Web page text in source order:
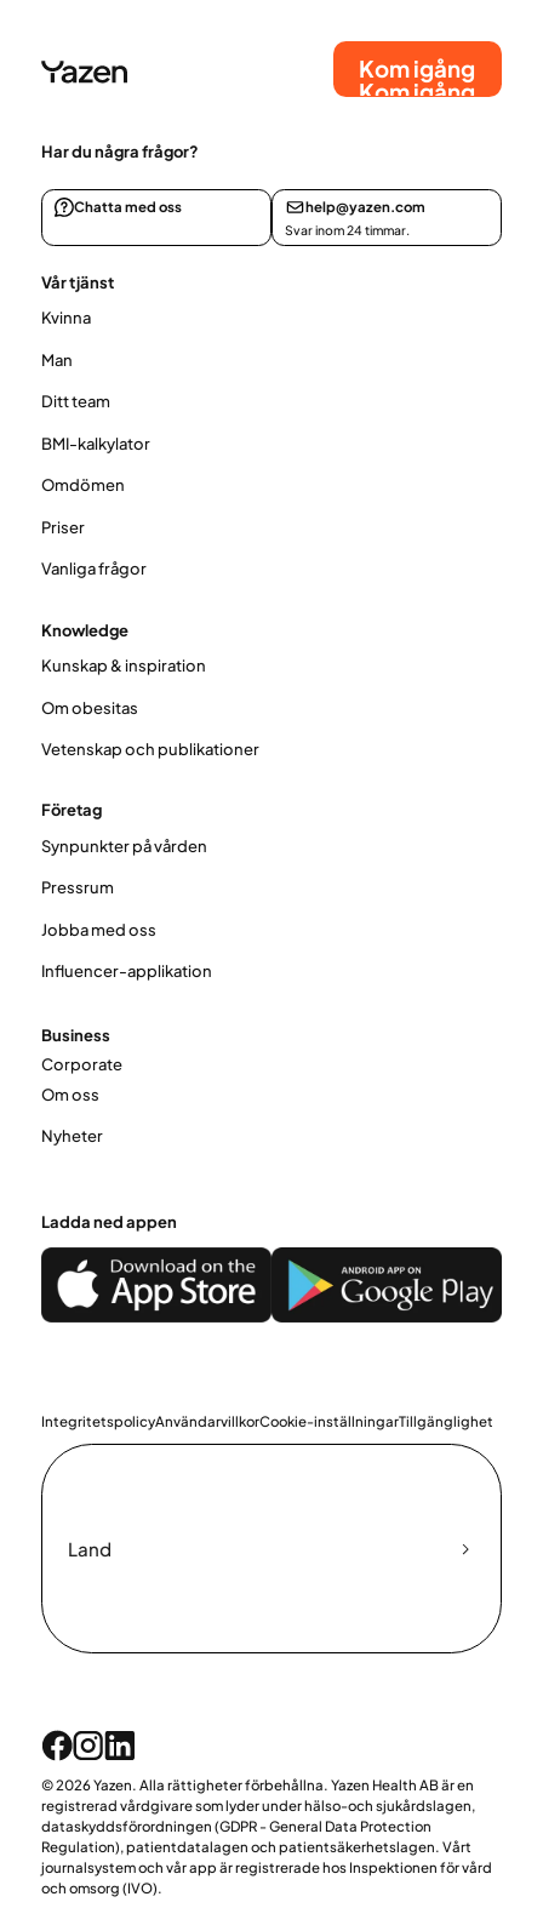
Kom igång
Kom igång
Har du några frågor?
Chatta med oss help@yazen.com
Svar inom 24 timmar.
Vår tjänst
Kvinna
Man
Ditt team
BMI-kalkylator
Omdömen
Priser
Vanliga frågor
Knowledge
Kunskap & inspiration
Om obesitas
Vetenskap och publikationer
Företag
Synpunkter på vården
Pressrum
Jobba med oss
Influencer-applikation
Business
Corporate
Om oss
Nyheter
Ladda ned appen
IntegritetspolicyAnvändarvillkorCookie-inställningarTillgänglighet
Land
© 2026 Yazen. Alla rättigheter förbehållna. Yazen Health AB är en
registrerad vårdgivare som lyder under hälso-och sjukårdslagen,
dataskyddsförordningen (GDPR - General Data Protection
Regulation), patientdatalagen och patientsäkerhetslagen. Vårt
journalsystem och vår app är registrerade hos Inspektionen för vård
och omsorg (IVO).